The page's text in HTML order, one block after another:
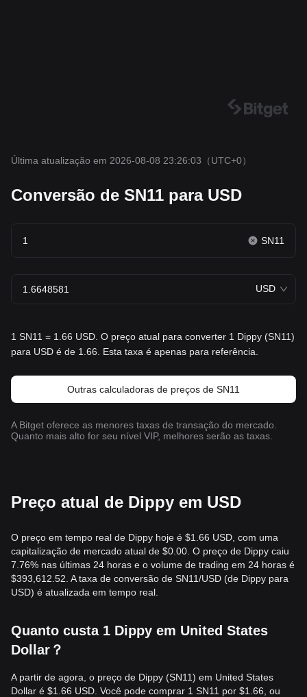
Última atualização em 2026-08-08 23:26:03 （UTC+0）
Conversão de SN11 para USD
SN11
USD
1 SN11 = 1.66 USD. O preço atual para converter 1 Dippy (SN11)
para USD é de 1.66. Esta taxa é apenas para referência.
Outras calculadoras de preços de SN11
A Bitget oferece as menores taxas de transação do mercado.
Quanto mais alto for seu nível VIP, melhores serão as taxas.
Preço atual de Dippy em USD
O preço em tempo real de Dippy hoje é $1.66 USD, com uma
capitalização de mercado atual de $0.00. O preço de Dippy caiu
7.76% nas últimas 24 horas e o volume de trading em 24 horas é
$393,612.52. A taxa de conversão de SN11/USD (de Dippy para
USD) é atualizada em tempo real.
Quanto custa 1 Dippy em United States
Dollar？
A partir de agora, o preço de Dippy (SN11) em United States
Dollar é $1.66 USD. Você pode comprar 1 SN11 por $1.66, ou